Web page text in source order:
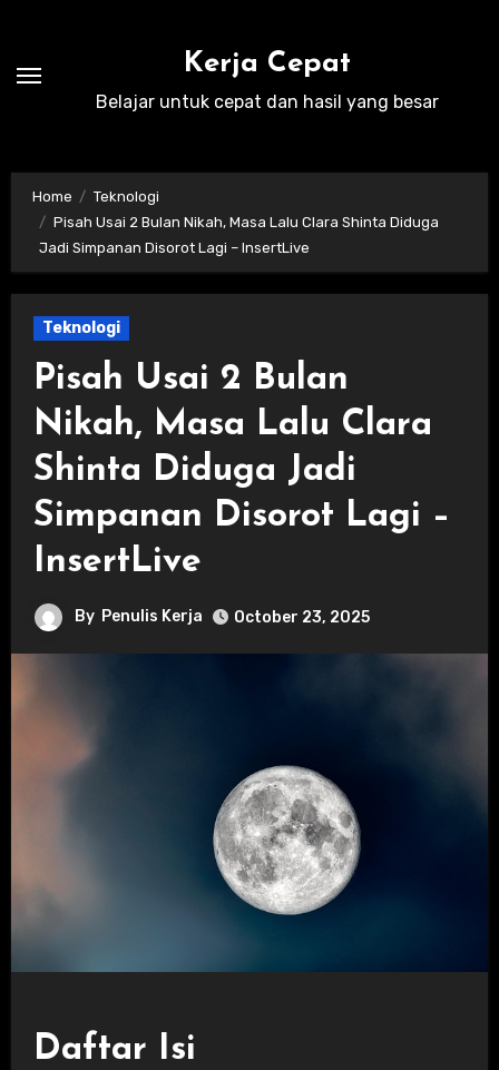
content
Kerja Cepat
Belajar untuk cepat dan hasil yang besar
Home
Teknologi
Pisah Usai 2 Bulan Nikah, Masa Lalu Clara Shinta Diduga
Jadi Simpanan Disorot Lagi – InsertLive
Teknologi
Pisah Usai 2 Bulan
Nikah, Masa Lalu Clara
Shinta Diduga Jadi
Simpanan Disorot Lagi –
InsertLive
By Penulis Kerja October 23, 2025
Daftar Isi